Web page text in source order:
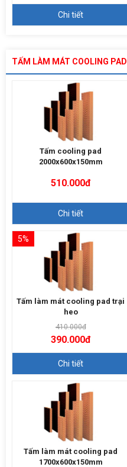
Chi tiết
TẤM LÀM MÁT COOLING PAD
Tấm cooling pad
2000x600x150mm
510.000đ
Chi tiết
5%
Tấm làm mát cooling pad trại
heo
410.000đ
390.000đ
Chi tiết
Tấm làm mát cooling pad
1700x600x150mm